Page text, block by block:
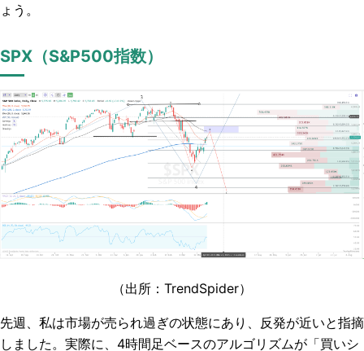
ょう。
SPX（S&P500指数）
（出所：TrendSpider）
先週、私は市場が売られ過ぎの状態にあり、反発が近いと指摘
しました。実際に、4時間足ベースのアルゴリズムが「買いシ